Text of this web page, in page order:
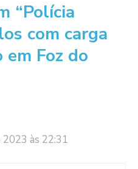
“Polícia
com carga
Foz do
às 22:31